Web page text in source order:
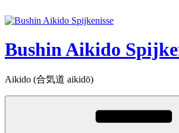
naar
inhoud
Bushin Aikido
Aikido (合気道 aikidō)